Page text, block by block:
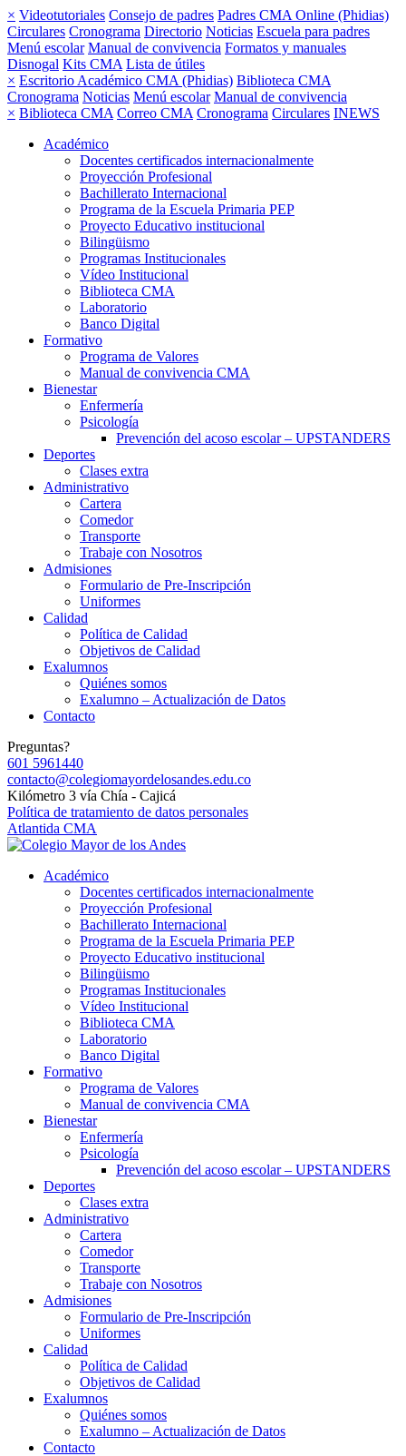
× Videotutoriales Consejo de padres Padres CMA Online (Phidias)
Circulares Cronograma Directorio Noticias Escuela para padres
Menú escolar Manual de convivencia Formatos y manuales
Disnogal Kits CMA Lista de útiles
× Escritorio Académico CMA (Phidias) Biblioteca CMA
Cronograma Noticias Menú escolar Manual de convivencia
× Biblioteca CMA Correo CMA Cronograma Circulares INEWS
Académico
Docentes certificados internacionalmente
Proyección Profesional
Bachillerato Internacional
Programa de la Escuela Primaria PEP
Proyecto Educativo institucional
Bilingüismo
Programas Institucionales
Vídeo Institucional
Biblioteca CMA
Laboratorio
Banco Digital
Formativo
Programa de Valores
Manual de convivencia CMA
Bienestar
Enfermería
Psicología
Prevención del acoso escolar – UPSTANDERS
Deportes
Clases extra
Administrativo
Cartera
Comedor
Transporte
Trabaje con Nosotros
Admisiones
Formulario de Pre-Inscripción
Uniformes
Calidad
Política de Calidad
Objetivos de Calidad
Exalumnos
Quiénes somos
Exalumno – Actualización de Datos
Contacto
Preguntas?
601 5961440
contacto@colegiomayordelosandes.edu.co
Kilómetro 3 vía Chía - Cajicá
Política de tratamiento de datos personales
Atlantida CMA
Académico
Docentes certificados internacionalmente
Proyección Profesional
Bachillerato Internacional
Programa de la Escuela Primaria PEP
Proyecto Educativo institucional
Bilingüismo
Programas Institucionales
Vídeo Institucional
Biblioteca CMA
Laboratorio
Banco Digital
Formativo
Programa de Valores
Manual de convivencia CMA
Bienestar
Enfermería
Psicología
Prevención del acoso escolar – UPSTANDERS
Deportes
Clases extra
Administrativo
Cartera
Comedor
Transporte
Trabaje con Nosotros
Admisiones
Formulario de Pre-Inscripción
Uniformes
Calidad
Política de Calidad
Objetivos de Calidad
Exalumnos
Quiénes somos
Exalumno – Actualización de Datos
Contacto